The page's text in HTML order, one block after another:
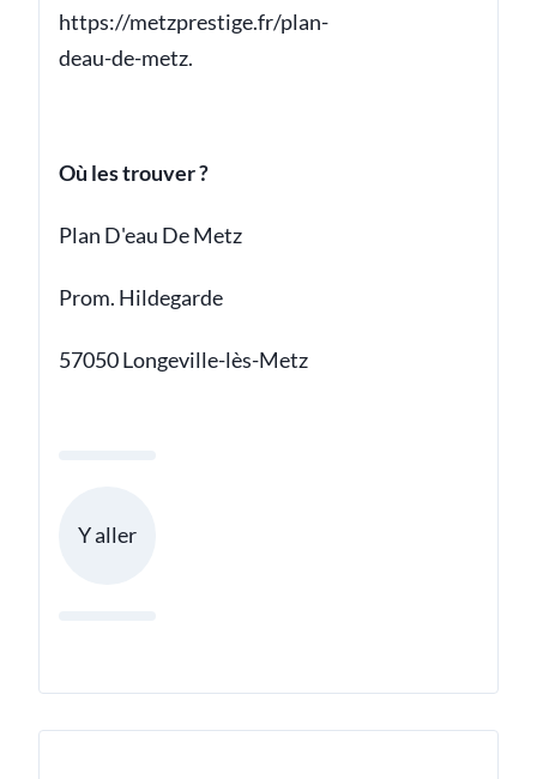
https://metzprestige.fr/plan-
deau-de-metz.
Où les trouver ?
Plan D'eau De Metz
Prom. Hildegarde
57050 Longeville-lès-Metz
Y aller